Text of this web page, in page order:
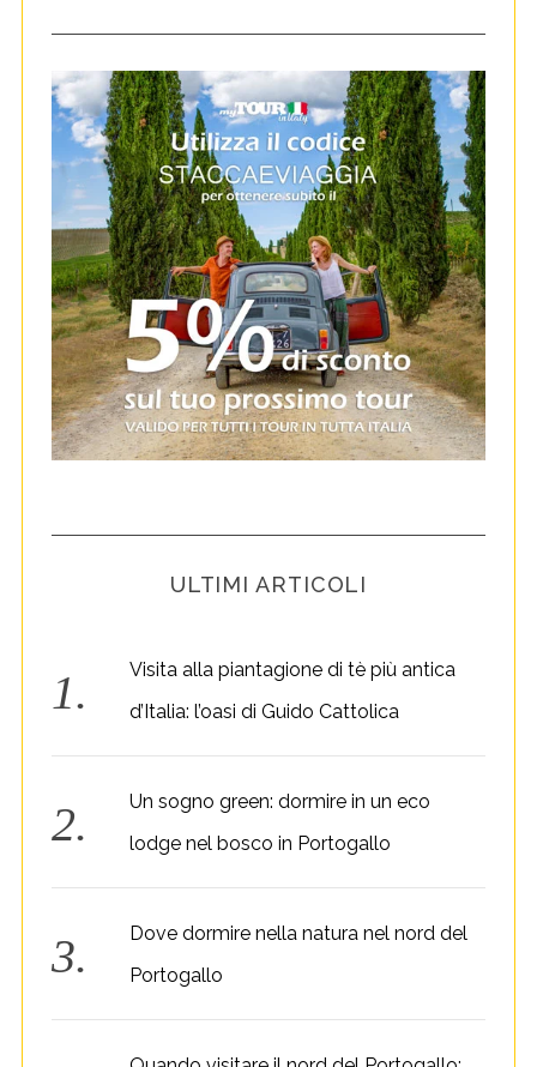
ULTIMI ARTICOLI
Visita alla piantagione di tè più antica
d’Italia: l’oasi di Guido Cattolica
Un sogno green: dormire in un eco
lodge nel bosco in Portogallo
Dove dormire nella natura nel nord del
Portogallo